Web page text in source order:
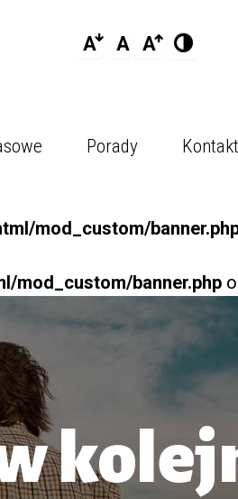
A A A
Porady Kontakt
mod_custom/
mod_custom/banner.php